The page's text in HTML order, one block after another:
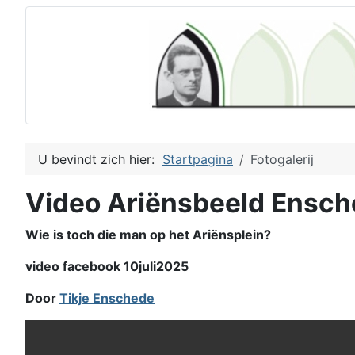
U bevindt zich hier: Startpagina Fotogalerij
Video Ariënsbeeld
Wie is toch die man op het Ariënsplein?
video facebook 10juli2025
Door Tikje Enschede